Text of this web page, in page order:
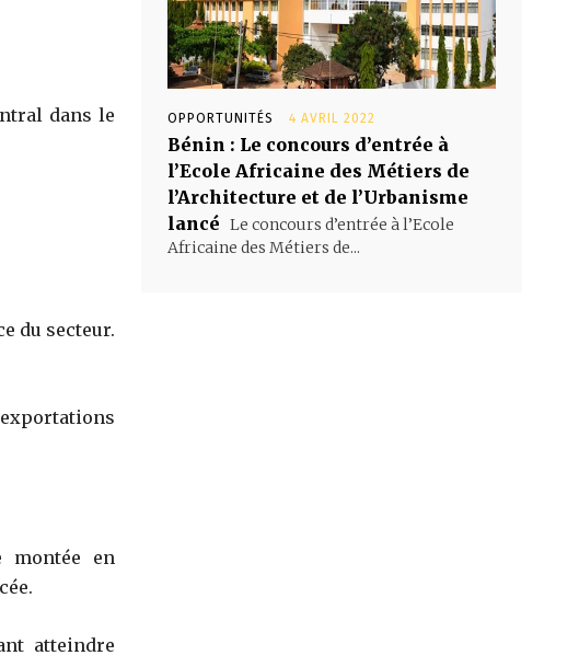
dans le
du secteur.
montée en
atteindre
OPPORTUNITÉS 4 AVRIL 2022
Bénin : Le concours d’entrée à
l’Ecole Africaine des Métiers de
l’Architecture et de l’Urbanisme
lancé Le concours d’entrée à l’Ecole
Africaine des Métiers de...